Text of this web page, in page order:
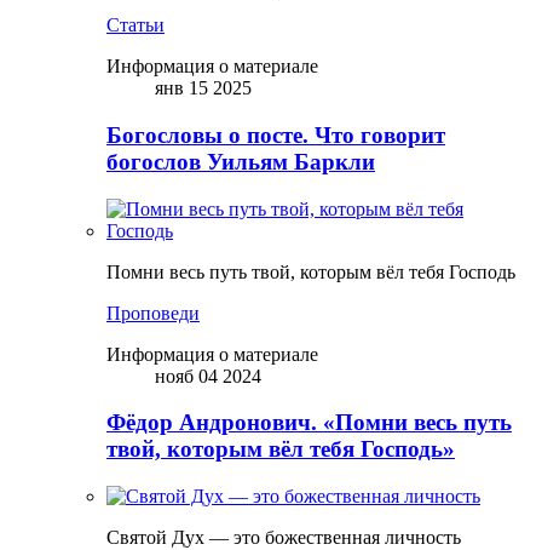
Статьи
Информация о материале
янв 15 2025
Богословы о посте. Что говорит
богослов Уильям Баркли
Помни весь путь твой, которым вёл тебя Господь
Проповеди
Информация о материале
нояб 04 2024
Фёдор Андронович. «Помни весь путь
твой, которым вёл тебя Господь»
Святой Дух — это божественная личность